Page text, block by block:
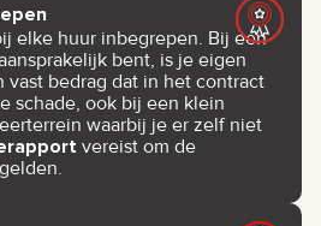
elke huur inbegrepen. Bij een
bent, is je eigen
vast bedrag dat in het contract
schade, ook bij een klein
waarbij je er zelf niet
vereist om de